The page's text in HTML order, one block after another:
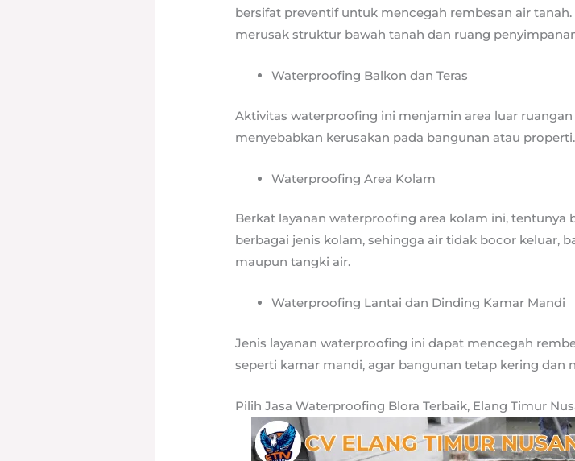
bersifat preventif untuk mencegah rembesan air
merusak struktur bawah tanah dan ruang
Waterproofing Balkon dan Teras
Aktivitas waterproofing ini menjamin area luar
menyebabkan kerusakan pada bangunan atau properti.
Waterproofing Area Kolam
Berkat layanan waterproofing area kolam ini, tentunya
berbagai jenis kolam, sehingga air tidak bocor keluar,
maupun tangki air.
Waterproofing Lantai dan Dinding Kamar Mandi
Jenis layanan waterproofing ini dapat mencegah
seperti kamar mandi, agar bangunan tetap kering dan
Pilih Jasa Waterproofing Blora Terbaik, Elang Timur